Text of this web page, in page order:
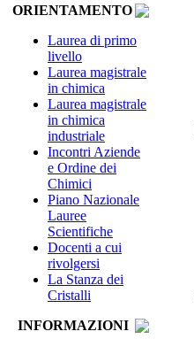
ORIENTAMENTO
Laurea di primo
livello
Laurea magistrale
in chimica
Laurea magistrale
in chimica
industriale
Incontri Aziende
e Ordine dei
Chimici
Piano Nazionale
Lauree
Scientifiche
Docenti a cui
rivolgersi
La Stanza dei
Cristalli
INFORMAZIONI